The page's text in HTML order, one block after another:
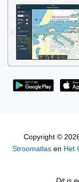
Copyright ©
Stroomatlasen Het